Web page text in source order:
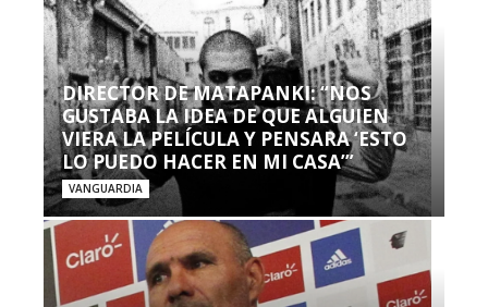
DIRECTOR DE MATAPANKI: “NOS
GUSTABA LA IDEA DE QUE ALGUIEN
VIERA LA PELÍCULA Y PENSARA ‘ESTO
LO PUEDO HACER EN MI CASA’”
VANGUARDIA